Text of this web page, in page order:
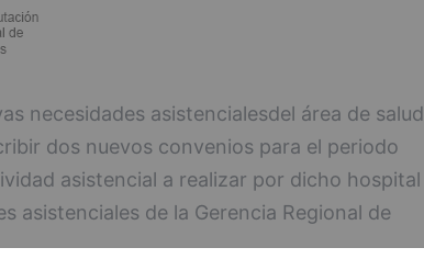
necesidades asistencialesdel área de salud
dos nuevos convenios para el periodo
asistencial a realizar por dicho hospital
asistenciales de la Gerencia Regional de